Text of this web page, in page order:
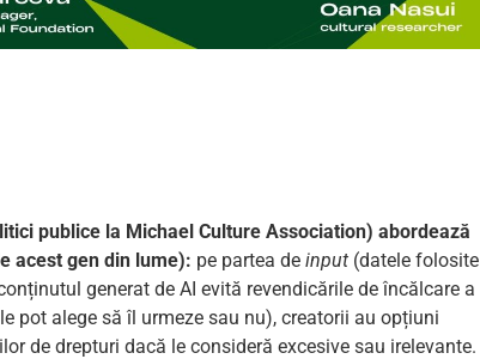
publice la Michael Culture Association) abordează
acest gen din lume): pe partea de input (datele folosite
generat de AI evită revendicările de încălcare a
pot alege să îl urmeze sau nu), creatorii au opțiuni
de drepturi dacă le consideră excesive sau irelevante.